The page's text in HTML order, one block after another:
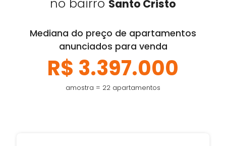
no bairro Santo Cristo
Mediana do preço de apartamentos
anunciados para venda
R$ 3.397.000
amostra = 22 apartamentos